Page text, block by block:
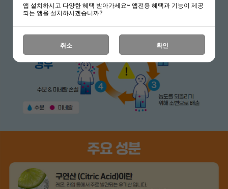
앱 설치하시고 다양한 혜택 받아가세요~ 앱전용 혜택과 기능이 제공
되는 앱을 설치하시겠습니까?
취소 확인